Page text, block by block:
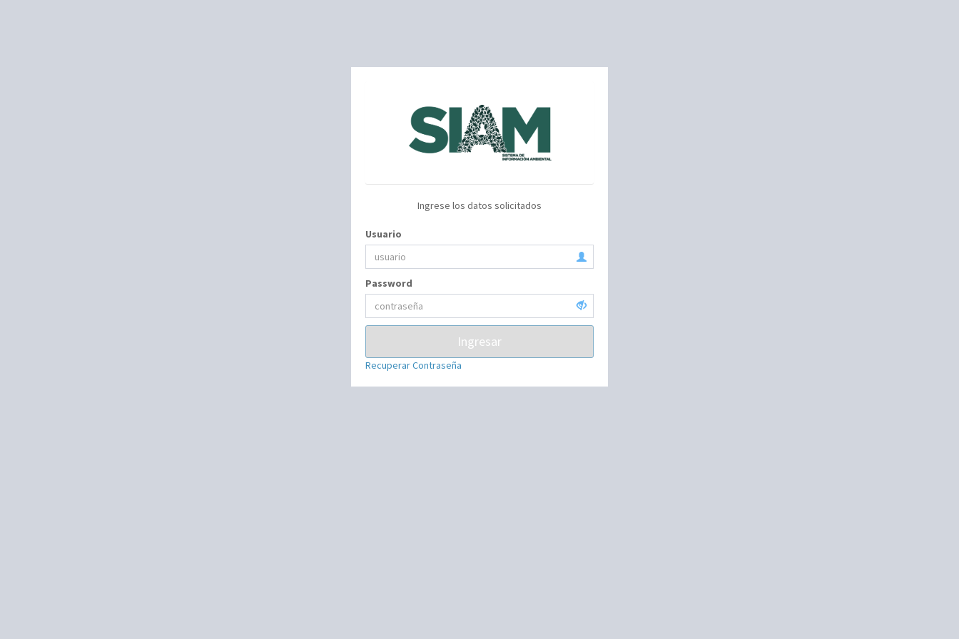
Ingrese los datos solicitados
Usuario
Password
Ingresar
Recuperar Contraseña